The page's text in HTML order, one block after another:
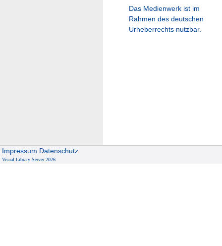
Das Medienwerk ist im
Rahmen des deutschen
Urheberrechts nutzbar.
Impressum Datenschutz
Visual Library Server 2026